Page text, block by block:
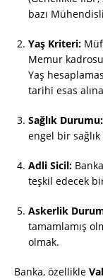
bazı
Yaş Kriteri:
Memur
Yaş
tarihi esas
Sağlık Durumu:
engel bir
Adli Sicil:
teşkil edecek
Askerlik
tamamlamış
olmak.
Banka, özellikle